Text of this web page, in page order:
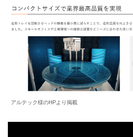
アルテック様のHPより掲載